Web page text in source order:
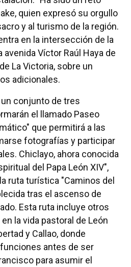
quien expresó su orgullo
y al turismo de la región.
en la intersección de la
avenida Víctor Raúl Haya de
La Victoria, sobre un
adicionales.
conjunto de tres
el llamado Paseo
que permitirá a las
fotografías y participar
Chiclayo, ahora conocida
del Papa León XIV",
ruta turística "Caminos del
tras el ascenso de
Esta ruta incluye otros
la vida pastoral de León
y Callao, donde
antes de ser
para asumir el